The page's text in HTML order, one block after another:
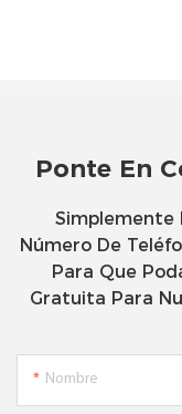
Ponte En
Simplemente
Número De
Para Que
Gratuita Para
Nombre